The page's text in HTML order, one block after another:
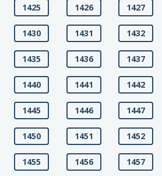
1425 1426 1427
1430 1431 1432
1435 1436 1437
1440 1441 1442
1445 1446 1447
1450 1451 1452
1455 1456 1457